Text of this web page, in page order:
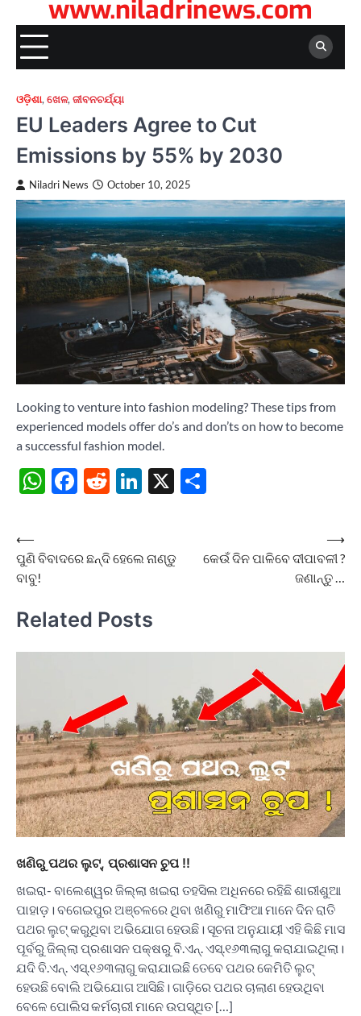
www.niladrinews.com
ଓଡ଼ିଶା, ଖେଳ, ଜୀବନଚର୍ଯ୍ୟା
EU Leaders Agree to Cut
Emissions by 55% by 2030
Niladri News October 10, 2025
Looking to venture into fashion modeling? These tips from
experienced models offer do’s and don’ts on how to become
a successful fashion model.
WhatsApp
Facebook
RedditLinkedIn
X
Post
navigation
⟵
ପୁଣି ବିବାଦରେ ଛନ୍ଦି ହେଲେ ନାଣ୍ଡୁ
ବାବୁ!
କେଉଁ ଦିନ ପାଳିବେ ଦୀପାବଳୀ ?
ଜଣାନ୍ତୁ …
⟶
Related Posts
ଖଣିରୁ ପଥର ଲୁଟ୍, ପ୍ରଶାସନ ଚୁପ !!
ଖଇରା- ବାଲେଶ୍ୱର ଜିଲ୍ଲା ଖଇରା ତହସିଲ ଅଧିନରେ ରହିଛି ଶାରୀଶୁଆ
ପାହାଡ଼। ବଗେଇପୁର ଅଞ୍ଚଳରେ ଥିବା ଖଣିରୁ ମାଫିଆ ମାନେ ଦିନ ରାତି
ପଥର ଲୁଟ୍ କରୁଥିବା ଅଭିଯୋଗ ହେଉଛି। ସୂଚନା ଅନୁଯାୟୀ ଏହି କିଛି ମାସ
ପୂର୍ବରୁ ଜିଲ୍ଲା ପ୍ରଶାସନ ପକ୍ଷରୁ ବି.ଏନ୍. ଏସ୍.୧୬୩ଲାଗୁ କରାଯାଇଥିଲା।
ଯଦି ବି.ଏନ୍. ଏସ୍.୧୬୩ଲାଗୁ କରାଯାଇଛି ତେବେ ପଥର କେମିତି ଲୁଟ୍
ହେଉଛି ବୋଲି ଅଭିଯୋଗ ଆସିଛି। ଗାଡ଼ିରେ ପଥର ଚାଲାଣ ହେଉଥିବା
ବେଳେ ପୋଲିସ କର୍ମଚାରୀ ମାନେ ଉପସ୍ଥିତ […]